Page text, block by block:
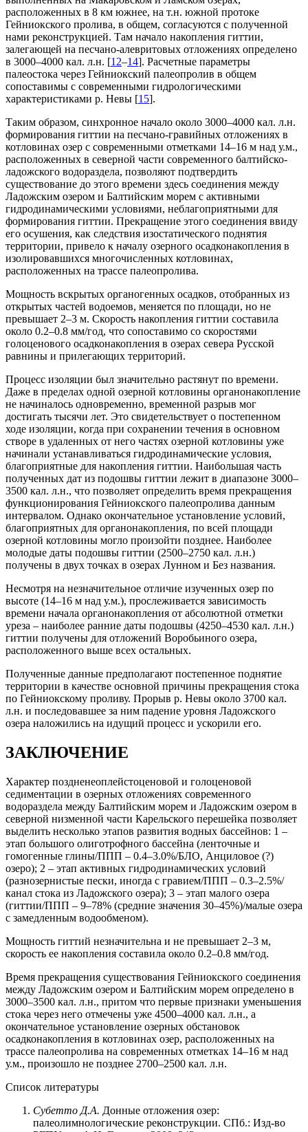
расположенных в 8 км южнее, на т.н. южной протоке
Гейниокского пролива, в общем, согласуются c полученной
нами реконструкцией. Там начало накопления гиттии,
залегающей на песчано-алевритовых отложениях определено
в 3000–4000 кал. л.н. [12–14]. Расчетные параметры
палеостока через Гейниокский палеопролив в общем
сопоставимы с современными гидрологическими
характеристиками р. Невы [15].
Таким образом, синхронное начало около 3000–4000 кал. л.н.
формирования гиттии на песчано-гравийных отложениях в
котловинах озер с современными отметками 14–16 м над у.м.,
расположенных в северной части современного балтийско-
ладожского водораздела, позволяют подтвердить
существование до этого времени здесь соединения между
Ладожским озером и Балтийским морем с активными
гидродинамическими условиями, неблагоприятными для
формирования гиттии. Прекращение этого соединения ввиду
его осушения, как следствия изостатического поднятия
территории, привело к началу озерного осадконакопления в
изолировавшихся многочисленных котловинах,
расположенных на трассе палеопролива.
Мощность вскрытых органогенных осадков, отобранных из
открытых частей водоемов, меняется по площади, но не
превышает 2–3 м. Скорость накопления гиттии составила
около 0.2–0.8 мм/год, что сопоставимо со скоростями
голоценового осадконакопления в озерах севера Русской
равнины и прилегающих территорий.
Процесс изоляции был значительно растянут по времени.
Даже в пределах одной озерной котловины органонакопление
не начиналось одновременно, временной разрыв мог
достигать тысячи лет. Это свидетельствует о постепенном
ходе изоляции, когда при сохранении течения в основном
створе в удаленных от него частях озерной котловины уже
начинали устанавливаться гидродинамические условия,
благоприятные для накопления гиттии. Наибольшая часть
полученных дат из подошвы гиттии лежит в диапазоне 3000–
3500 кал. л.н., что позволяет определить время прекращения
функционирования Гейниокского палеопролива данным
интервалом. Однако окончательное установление условий,
благоприятных для органонакопления, по всей площади
озерной котловины могло произойти позднее. Наиболее
молодые даты подошвы гиттии (2500–2750 кал. л.н.)
получены в двух точках в озерах Лунном и Без названия.
Несмотря на незначительное отличие изученных озер по
высоте (14–16 м над у.м.), прослеживается зависимость
времени начала органонакопления от абсолютной отметки
уреза – наиболее ранние даты подошвы (4250–4530 кал. л.н.)
гиттии получены для отложений Воробьиного озера,
расположенного выше всех остальных.
Полученные данные предполагают постепенное поднятие
территории в качестве основной причины прекращения стока
по Гейниокскому проливу. Прорыв р. Невы около 3700 кал.
л.н. и последовавшее за ним падение уровня Ладожского
озера наложились на идущий процесс и ускорили его.
ЗАКЛЮЧЕНИЕ
Характер поздненеоплейстоценовой и голоценовой
седиментации в озерных отложениях современного
водораздела между Балтийским морем и Ладожским озером в
северной низменной части Карельского перешейка позволяет
выделить несколько этапов развития водных бассейнов: 1 –
этап большого олиготрофного бассейна (ленточные и
гомогенные глины/ППП – 0.4–3.0%/БЛО, Анциловое (?)
озеро); 2 – этап активных гидродинамических условий
(разнозернистые пески, иногда с гравием/ППП – 0.3–2.5%/
канал стока из Ладожского озера); 3 – этап малого озера
(гиттии/ППП – 9–78% (средние значения 30–45%)/малые озера
с замедленным водообменом).
Мощность гиттий незначительна и не превышает 2–3 м,
скорость ее накопления составила около 0.2–0.8 мм/год.
Время прекращения существования Гейниокского соединения
между Ладожским озером и Балтийским морем определено в
3000–3500 кал. л.н., притом что первые признаки уменьшения
стока через него отмечены уже 4500–4000 кал. л.н., а
окончательное установление озерных обстановок
осадконакопления в котловинах озер, расположенных на
трассе палеопролива на современных отметках 14–16 м над
у.м., произошло не позднее 2700–2500 кал. л.н.
Список литературы
Субетто Д.А. Донные отложения озер:
палеолимнологические реконструкции. СПб.: Изд-во